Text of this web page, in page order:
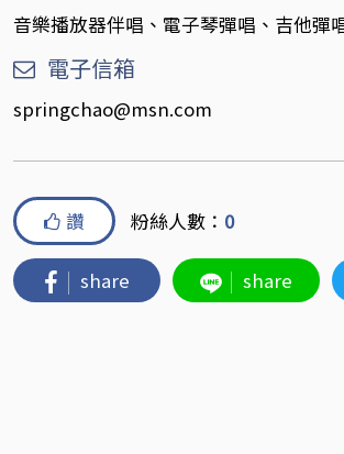
音樂播放器伴唱、電子琴彈唱、吉他彈
電子信箱
springchao@msn.com
讚 粉絲人數： 0
share share